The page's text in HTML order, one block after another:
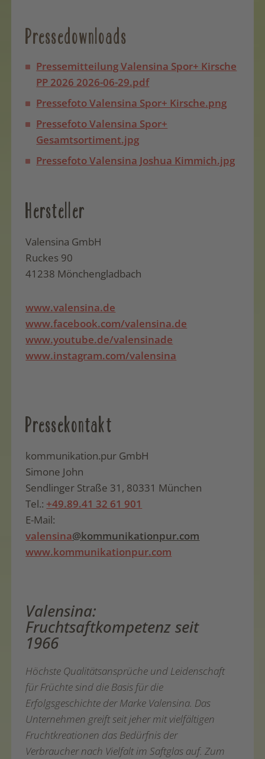
Pressedownloads
Pressemitteilung Valensina Spor+ Kirsche
PP 2026 2026-06-29.pdf
Pressefoto Valensina Spor+ Kirsche.png
Pressefoto Valensina Spor+
Gesamtsortiment.jpg
Pressefoto Valensina Joshua Kimmich.jpg
Hersteller
Valensina GmbH
Ruckes 90
41238 Mönchengladbach
www.valensina.de
www.facebook.com/valensina.de
www.youtube.de/valensinade
www.instagram.com/valensina
Pressekontakt
kommunikation.pur GmbH
Simone John
Sendlinger Straße 31, 80331 München
Tel.: +49.89.41 32 61 901
E-Mail:
valensina@kommunikationpur.com
www.kommunikationpur.com
Valensina:
Fruchtsaftkompetenz seit
1966
Höchste Qualitätsansprüche und Leidenschaft
für Früchte sind die Basis für die
Erfolgsgeschichte der Marke Valensina. Das
Unternehmen greift seit jeher mit vielfältigen
Fruchtkreationen das Bedürfnis der
Verbraucher nach Vielfalt im Saftglas auf. Zum